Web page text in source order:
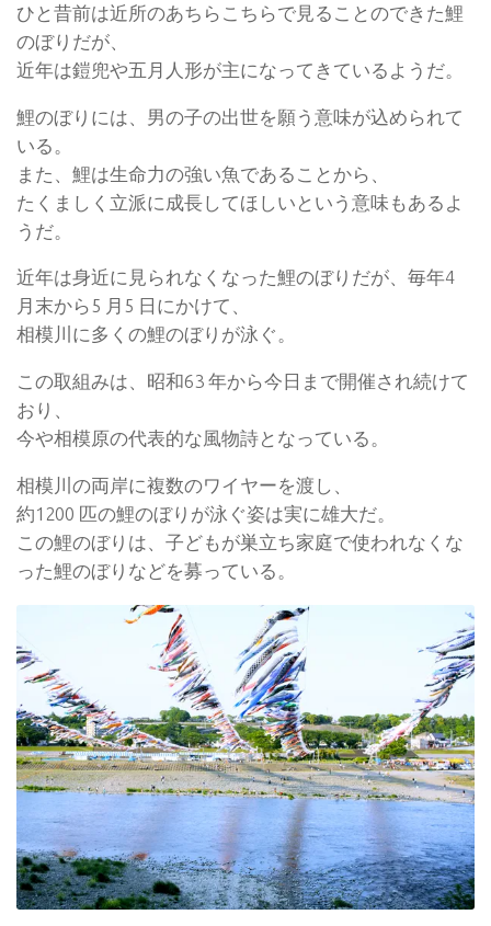
ひと昔前は近所のあちらこちらで見ることのできた鯉
のぼりだが、
近年は鎧兜や五月人形が主になってきているようだ。
鯉のぼりには、男の子の出世を願う意味が込められて
いる。
また、鯉は生命力の強い魚であることから、
たくましく立派に成長してほしいという意味もあるよ
うだ。
近年は身近に見られなくなった鯉のぼりだが、毎年4
月末から5 月5 日にかけて、
相模川に多くの鯉のぼりが泳ぐ。
この取組みは、昭和63 年から今日まで開催され続けて
おり、
今や相模原の代表的な風物詩となっている。
相模川の両岸に複数のワイヤーを渡し、
約1200 匹の鯉のぼりが泳ぐ姿は実に雄大だ。
この鯉のぼりは、子どもが巣立ち家庭で使われなくな
った鯉のぼりなどを募っている。